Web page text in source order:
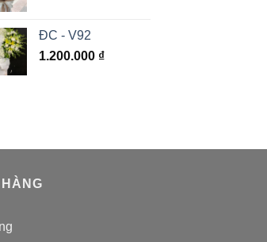
ĐC - V92
1.200.000 ₫